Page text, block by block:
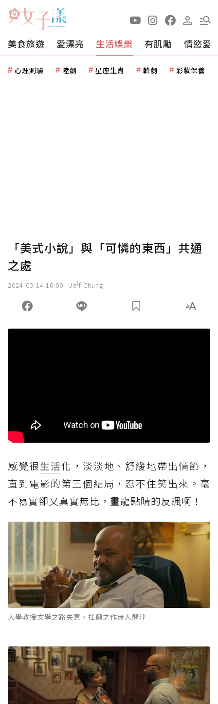
美食旅遊 愛漂亮 生活娛樂 有肌勵 情慾愛
心理測驗 陸劇 星座生肖 韓劇 彩妝保養
「美式小說」與「可憐的東西」共通
之處
2024-03-14 16:00 Jeff Chung
感覺很生活化，淡淡地、舒緩地帶出情節，
直到電影的第三個結局，忍不住笑出來。毫
不寫實卻又真實無比，畫龍點睛的反諷啊！
大學教授文學之路失意，扛鼎之作無人問津